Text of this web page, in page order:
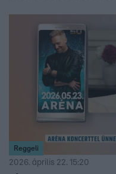
Reggeli
2026. április 22. 15:20